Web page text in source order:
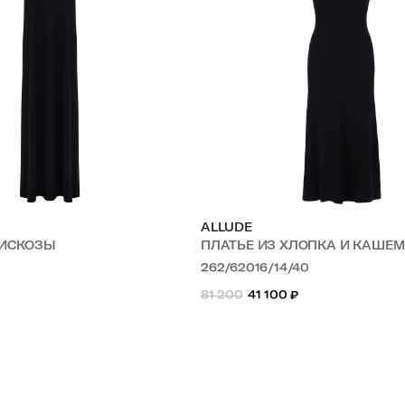
ALLUDE
ПЛАТЬЕ ИЗ ХЛОПКА И
262/62016/14/40
81 200
41 100 ₽